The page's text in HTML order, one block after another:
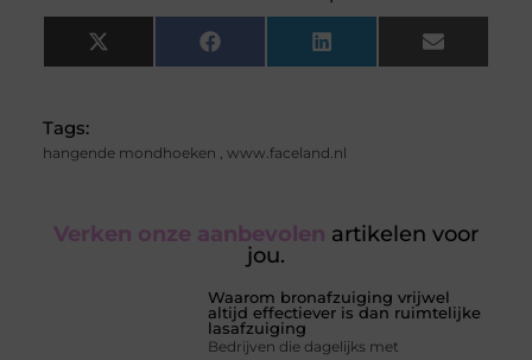
X
(Twitter)
Facebook LinkedIn Email
Tags:
hangende mondhoeken , www.faceland.nl
Verken onze aanbevolen artikelen voor
jou.
Waarom bronafzuiging vrijwel
altijd effectiever is dan ruimtelijke
lasafzuiging
Bedrijven die dagelijks met